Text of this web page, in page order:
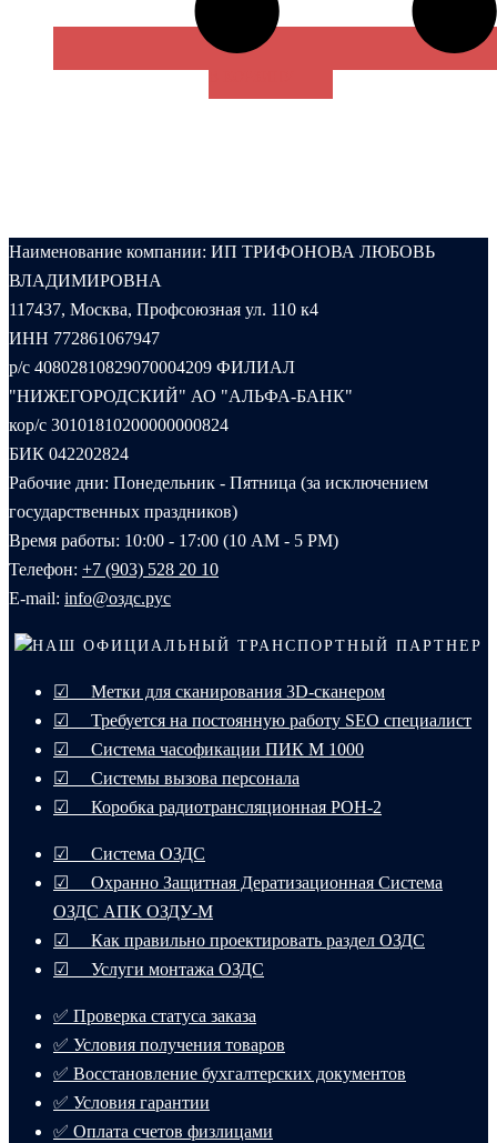
Наименование компании: ИП ТРИФОНОВА ЛЮБОВЬ
ВЛАДИМИРОВНА
117437, Москва, Профсоюзная ул. 110 к4
ИНН 772861067947
р/с 40802810829070004209 ФИЛИАЛ
"НИЖЕГОРОДСКИЙ" АО "АЛЬФА-БАНК"
кор/с 30101810200000000824
БИК 042202824
Рабочие дни: Понедельник - Пятница (за исключением
государственных праздников)
Время работы: 10:00 - 17:00 (10 AM - 5 PM)
Телефон: +7 (903) 528 20 10‬
E-mail: info@оздс.рус
НАШ ОФИЦИАЛЬНЫЙ ТРАНСПОРТНЫЙ ПАРТНЕР
☑ Метки для сканирования 3D-сканером
☑ Требуется на постоянную работу SEO специалист
☑ Система часофикации ПИК М 1000
☑ Системы вызова персонала
☑ Коробка радиотрансляционная РОН-2
☑ Система ОЗДС
☑ Охранно Защитная Дератизационная Система
ОЗДС АПК ОЗДУ-М
☑ Как правильно проектировать раздел ОЗДС
☑ Услуги монтажа ОЗДС
✅ Проверка статуса заказа
✅ Условия получения товаров
✅ Восстановление бухгалтерских документов
✅ Условия гарантии
✅ Оплата счетов физлицами